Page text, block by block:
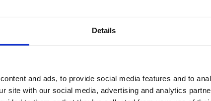
Details
and ads, to provide social media features and to
site with our social media, advertising and analytics
-
102482Kategorier:
få eksklusive tilbud og masse
inspirasjon rett i innboksen